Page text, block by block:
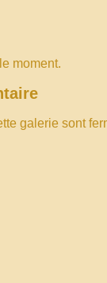
moment.
galerie sont